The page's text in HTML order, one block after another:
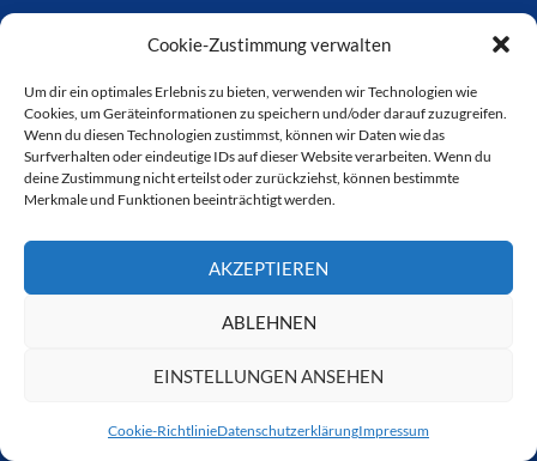
Cookie-Zustimmung verwalten
Um dir ein optimales Erlebnis zu bieten, verwenden wir Technologien wie
Cookies, um Geräteinformationen zu speichern und/oder darauf zuzugreifen.
Wenn du diesen Technologien zustimmst, können wir Daten wie das
Surfverhalten oder eindeutige IDs auf dieser Website verarbeiten. Wenn du
deine Zustimmung nicht erteilst oder zurückziehst, können bestimmte
Merkmale und Funktionen beeinträchtigt werden.
AKZEPTIEREN
ABLEHNEN
EINSTELLUNGEN ANSEHEN
Cookie-RichtlinieDatenschutzerklärungImpressum
KATEGORIEN
Aktuell